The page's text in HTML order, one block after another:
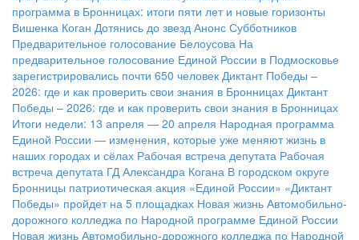
программа в Бронницах: итоги пяти лет и новые горизонты
Вишенка Коган Дотянись до звезд Анонс Субботников
Предварительное голосование Белоусова На
предварительное голосование Единой России в Подмосковье
зарегистрировались почти 650 человек Диктант Победы –
2026: где и как проверить свои знания в Бронницах Диктант
Победы – 2026: где и как проверить свои знания в Бронницах
Итоги недели: 13 апреля — 20 апреля Народная программа
Единой России — изменения, которые уже меняют жизнь в
наших городах и сёлах Рабочая встреча депутата Рабочая
встреча депутата ГД Александра Когана В городском округе
Бронницы патриотическая акция «Единой России» «Диктант
Победы» пройдет на 5 площадках Новая жизнь Автомобильно-
дорожного колледжа по Народной программе Единой России
Новая жизнь Автомобильно-дорожного колледжа по Народной